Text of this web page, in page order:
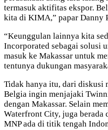
termasuk aktifitas ekspor.
kita di KIMA,” papar Danny
“Keunggulan lainnya kita
Incorporated sebagai solusi
masuk ke Makassar untuk
tentunya dukungan
Tidak hanya itu, dari diskusi
Belgia ingin menjajaki
dengan Makassar. Selain
Waterfront City, juga
MNP ada di titik tengah